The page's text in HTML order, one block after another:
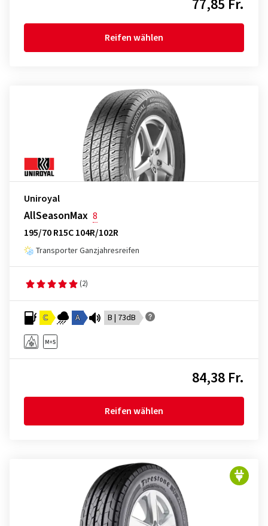
77,85 Fr.
Reifen wählen
Uniroyal
AllSeasonMax 8
195/70 R15C 104R/102R
Transporter Ganzjahresreifen
(2)
C A B | 73dB
84,38 Fr.
Reifen wählen